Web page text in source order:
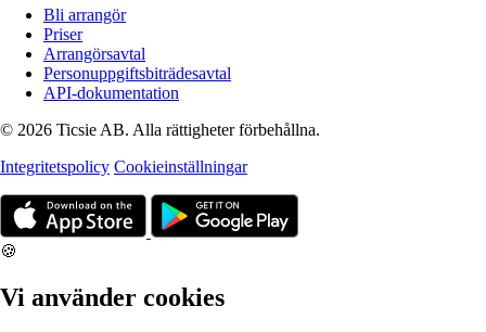
Bli arrangör
Priser
Arrangörsavtal
Personuppgiftsbiträdesavtal
API-dokumentation
© 2026 Ticsie AB. Alla rättigheter förbehållna.
Integritetspolicy Cookieinställningar
🍪
Vi använder cookies